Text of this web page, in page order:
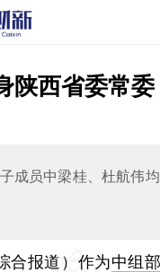
陕西省委常委
成员中梁桂、杜航伟
合报道） 作为中组部